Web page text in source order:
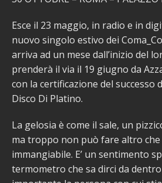
Esce il 23 maggio, in radio e in
nuovo singolo estivo dei
arriva ad un mese dall’inizio del
prenderà il via il 19 giugno da
con la certificazione del successo
Disco Di Platino.
La gelosia è come il sale, un
ma troppo non può fare altro
immangiabile. E’ un sentimento
termometro che sa dirci da